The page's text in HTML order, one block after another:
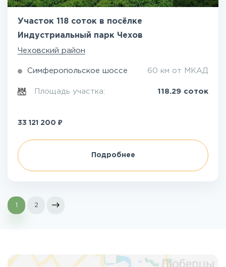
Участок 118 соток в посёлке
Индустриальный парк Чехов
Чеховский район
Симферопольское шоссе 60 км от МКАД
Площадь участка: 118.29 соток
33 121 200 ₽
Подробнее
1 2